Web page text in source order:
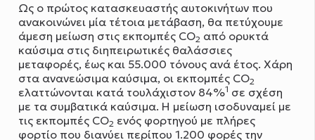
Ως ο πρώτος κατασκευαστής αυτοκινήτων που
ανακοινώνει μία τέτοια μετάβαση, θα πετύχουμε
άμεση μείωση στις εκπομπές CO2 από ορυκτά
καύσιμα στις διηπειρωτικές θαλάσσιες
μεταφορές, έως και 55.000 τόνους ανά έτος. Χάρη
στα ανανεώσιμα καύσιμα, οι εκπομπές CO2
ελαττώνονται κατά τουλάχιστον 84%1 σε σχέση
με τα συμβατικά καύσιμα. Η μείωση ισοδυναμεί με
τις εκπομπές CO2 ενός φορτηγού με πλήρες
φορτίο που διανύει περίπου 1.200 φορές την